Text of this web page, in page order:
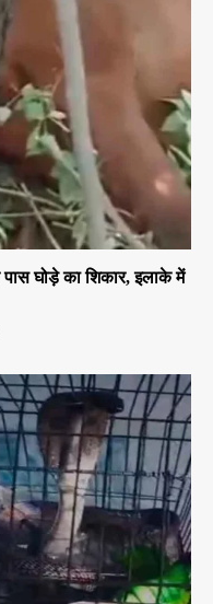
घोड़े का शिकार, इलाके में